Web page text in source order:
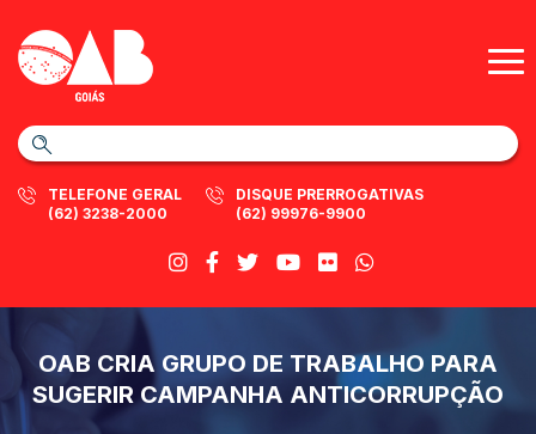
TELEFONE GERAL
(62) 3238-2000
DISQUE PRERROGATIVAS
(62) 99976-9900
OAB CRIA GRUPO DE TRABALHO PARA
SUGERIR CAMPANHA ANTICORRUPÇÃO